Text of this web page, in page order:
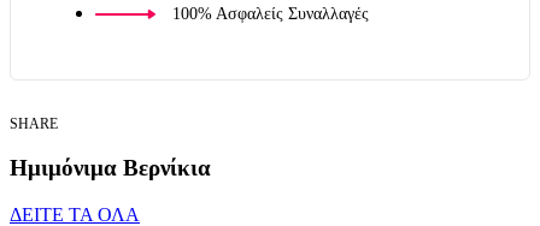
100% Ασφαλείς Συναλλαγές
SHARE
Ημιμόνιμα Βερνίκια
ΔΕΙΤΕ ΤΑ ΟΛΑ